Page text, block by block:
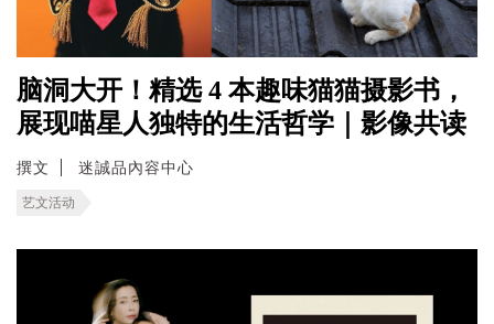
脑洞大开！精选 4 本趣味猫猫摄影书，
展现喵星人独特的生活哲学｜影像共读
撰文 迷誠品內容中心
艺文活动